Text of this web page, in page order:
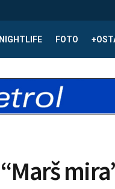
NIGHTLIFE FOTO